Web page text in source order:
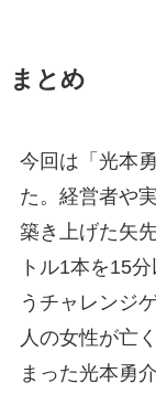
まとめ
今回は「光本
た。経営者や
築き上げた矢
トル1本を15
うチャレンジ
人の女性が亡
まった光本勇